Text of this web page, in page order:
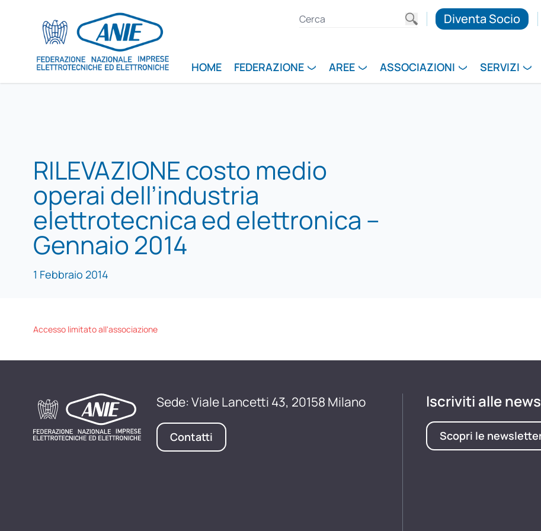
Diventa Socio
HOME FEDERAZIONE AREE ASSOCIAZIONI SERVIZI
RILEVAZIONE costo medio
operai dell’industria
elettrotecnica ed elettronica –
Gennaio 2014
1 Febbraio 2014
Accesso limitato all'associazione
Sede: Viale Lancetti 43, 20158 Milano
Contatti
Iscriviti alle
Scopri le